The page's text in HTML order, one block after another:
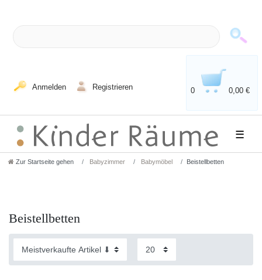
Anmelden Registrieren 0 0,00 €
☰
Zur Startseite gehen Babyzimmer Babymöbel Beistellbetten
Beistellbetten